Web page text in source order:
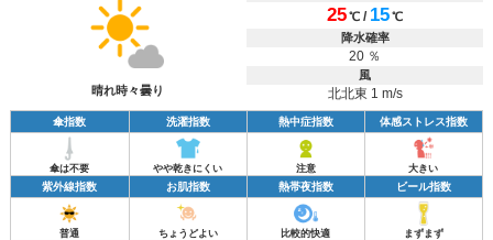
晴れ時々曇り
25℃ / 15℃
降水確率
20 ％
風
北北東 1 m/s
傘指数 洗濯指数 熱中症指数 体感ストレス指数
傘は不要 やや乾きにくい 注意 大きい
紫外線指数 お肌指数 熱帯夜指数 ビール指数
普通 ちょうどよい 比較的快適 まずまず